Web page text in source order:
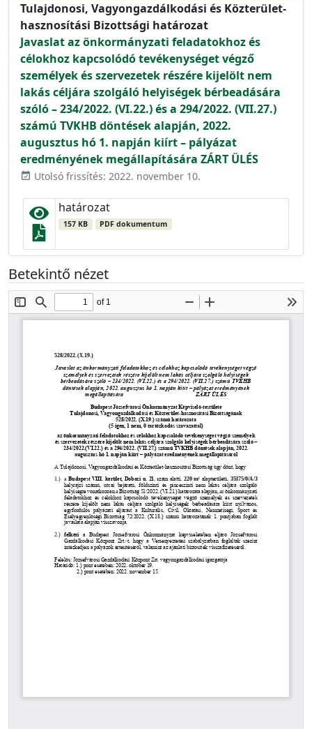
Tulajdonosi, Vagyongazdálkodási és Közterület-
hasznosítási Bizottsági határozat
Javaslat az önkormányzati feladatokhoz és
célokhoz kapcsolódó tevékenységet végző
személyek és szervezetek részére kijelölt nem
lakás céljára szolgáló helyiségek bérbeadására
szóló – 234/2022. (VI.22.) és a 294/2022. (VII.27.)
számú TVKHB döntések alapján, 2022.
augusztus hó 1. napján kiírt – pályázat
eredményének megállapítására ZÁRT ÜLÉS
event_available Utolsó frissítés: 2022. november 10.
határozat
157 KB PDF dokumentum
Betekintő nézet